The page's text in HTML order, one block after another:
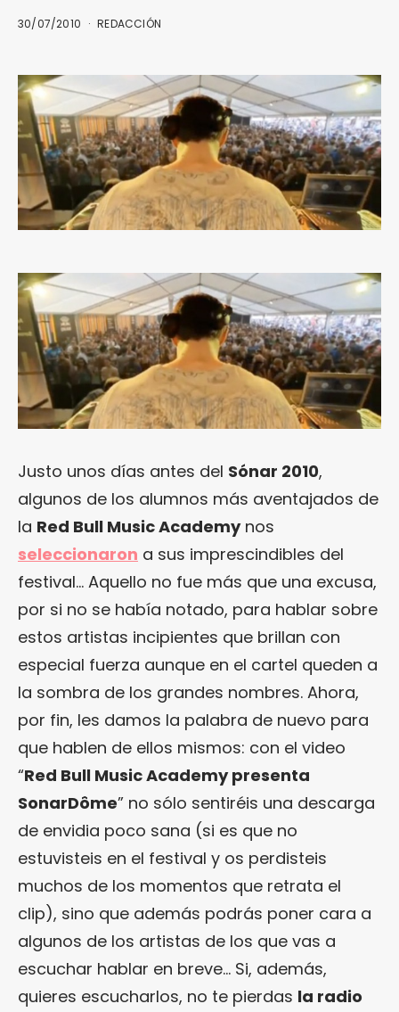
30/07/2010 REDACCIÓN
Justo unos días antes del Sónar 2010,
algunos de los alumnos más aventajados de
la Red Bull Music Academynos
seleccionaron a sus imprescindibles del
festival… Aquello no fue más que una excusa,
por si no se había notado, para hablar sobre
estos artistas incipientes que brillan con
especial fuerza aunque en el cartel queden a
la sombra de los grandes nombres. Ahora,
por fin, les damos la palabra de nuevo para
que hablen de ellos mismos: con el video
“Red Bull Music Academy presenta
SonarDôme” no sólo sentiréis una descarga
de envidia poco sana (si es que no
estuvisteis en el festival y os perdisteis
muchos de los momentos que retrata el
clip), sino que además podrás poner cara a
algunos de los artistas de los que vas a
escuchar hablar en breve… Si, además,
quieres escucharlos, no te pierdas la radio